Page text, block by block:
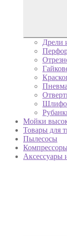
Дрели
Мойки
Товары для
Пылесосы
Аксессуары